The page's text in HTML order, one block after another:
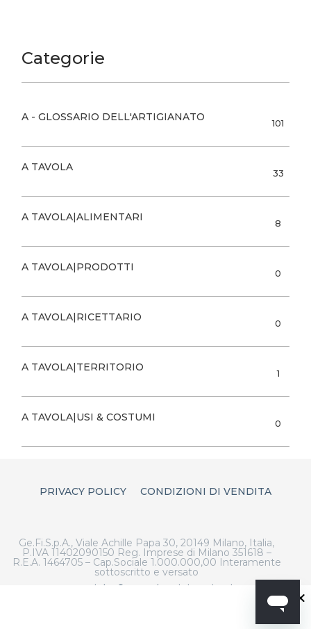
Categorie
A - GLOSSARIO DELL'ARTIGIANATO 101
A TAVOLA 33
A TAVOLA|ALIMENTARI 8
A TAVOLA|PRODOTTI 0
A TAVOLA|RICETTARIO 0
A TAVOLA|TERRITORIO 1
A TAVOLA|USI & COSTUMI 0
Ge.Fi.S.p.A., Viale Achille Papa 30, 20149 Milano, Italia,
P.IVA 11402090150 Reg. Imprese di Milano 351618 –
R.E.A. 1464705 – Cap.Sociale 1.000.000,00 Interamente
sottoscritto e versato
Copyright © 2023 |
Artigiano in Fiera
PRIVACY POLICY CONDIZIONI DI VENDITA